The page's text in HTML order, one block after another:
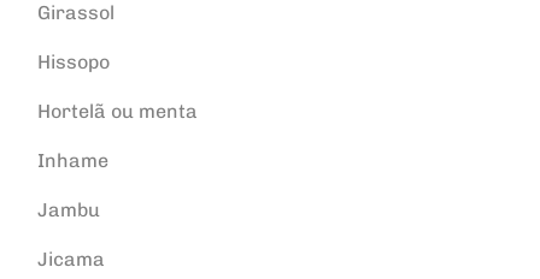
Girassol
Hissopo
Hortelã ou menta
Inhame
Jambu
Jicama